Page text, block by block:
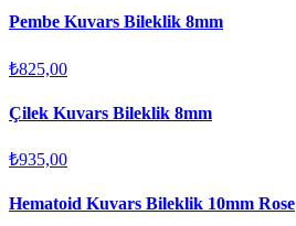
Pembe Kuvars Bileklik 8mm
₺825,00
Çilek Kuvars Bileklik 8mm
₺935,00
Hematoid Kuvars Bileklik 10mm Rose